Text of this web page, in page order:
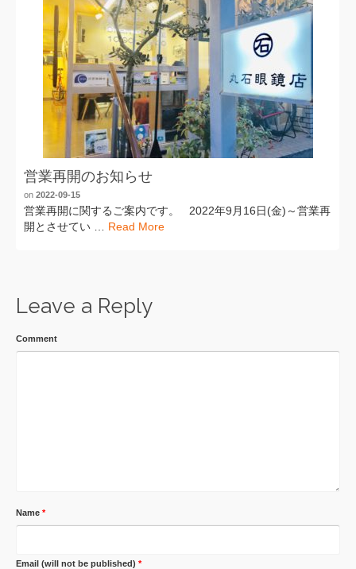
営業再開のお知らせ
on 2022-09-15
営業再開に関するご案内です。 2022年9月16日(金)～営業再
開とさせてい … Read More
Leave a Reply
Comment
Name *
Email (will not be published) *